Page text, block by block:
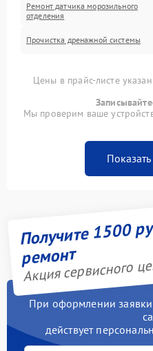
Ремонт датчика морозильного
отделения
Прочистка дренажной системы
Цены в прайс-листе
Мы проверим ваше
Показать
Получите 1500
ремонт
Акция сервисного
При оформлении
действует